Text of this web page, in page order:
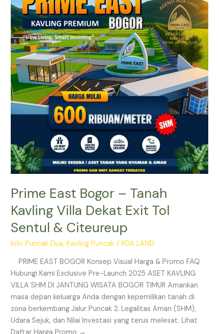
Prime East Bogor – Tanah
Kavling Villa Dekat Exit Tol
Sentul & Citeureup
Info Puncak Dua,Kavling Puncak /RDA LAND
PRIME EAST BOGOR Konsep Visual Harga & Promo FAQ
Hubungi Kami Exclusive Pre-Launch 2025 ASET KAVLING
VILLA SHM DI JANTUNG WISATA BOGOR TIMUR Amankan
masa depan keluarga Anda dengan kepemilikan tanah di
zona berkembang Jalur Puncak 2. Legalitas Aman (SHM),
Udara Sejuk, dan Nilai Investasi yang terus melesat. Lihat
Daftar Harga Promo →
Bogor
–
Tanah
Kavling
Villa
Dekat
Exit
Tol
Sentul